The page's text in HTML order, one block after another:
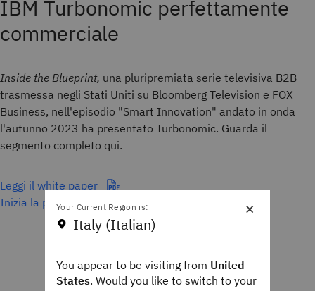
IBM Turbonomic perfettamente
commerciale
Inside the Blueprint, una pluripremiata serie televisiva B2B
trasmessa negli Stati Uniti su Bloomberg Television e FOX
Business, nell'episodio "Smart Innovation" andato in onda
l'autunno 2023 ha presentato Turbonomic. Guarda il
segmento completo qui.
Leggi il white paper
Inizia la prova gratuita
×
Your Current Region is:
Italy (Italian)
You appear to be visiting from United
States. Would you like to switch to your